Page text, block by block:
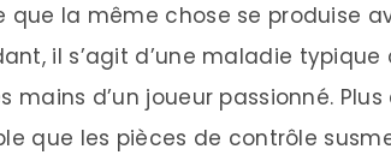
que la même chose se produise
il s’agit d’une maladie
mains d’un joueur passionné.
que les pièces de contrôle